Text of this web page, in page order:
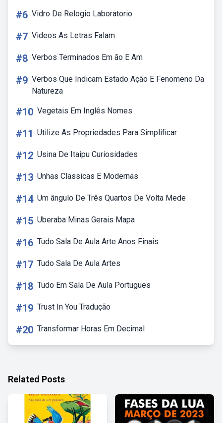
#6 Vidro De Relogio Laboratorio
#7 Videos As Letras Falam
#8 Verbos Terminados Em ão E Am
#9 Verbos Que Indicam Estado Ação E Fenomeno Da
Natureza
#10 Vegetais Em Inglês Nomes
#11 Utilize As Propriedades Para Simplificar
#12 Usina De Itaipu Curiosidades
#13 Unhas Classicas E Modernas
#14 Um ângulo De Três Quartos De Volta Mede
#15 Uberaba Minas Gerais Mapa
#16 Tudo Sala De Aula Arte Anos Finais
#17 Tudo Sala De Aula Artes
#18 Tudo Em Sala De Aula Portugues
#19 Trust In You Tradução
#20 Transformar Horas Em Decimal
Related Posts